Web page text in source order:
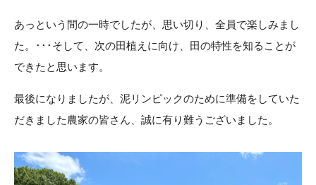
あっという間の一時でしたが、思い切り、全員で楽しみまし
た。･･･そして、次の田植えに向け、田の特性を知ることが
できたと思います。
最後になりましたが、泥リンピックのために準備をしていた
だきました農家の皆さん、誠に有り難うございました。